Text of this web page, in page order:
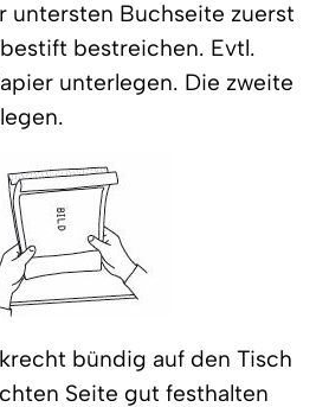
untersten Buchseite zuerst
bestreichen. Evtl.
unterlegen. Die zweite
bündig auf den Tisch
Seite gut festhalten